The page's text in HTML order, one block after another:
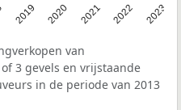
2019 2020 2021 2022 2023
van
3 gevels en vrijstaande
in de periode van 2013